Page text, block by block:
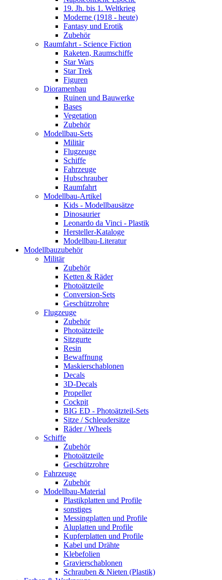
19. Jh. bis 1. Weltkrieg
Moderne (1918 - heute)
Fantasy und Erotik
Zubehör
Raumfahrt - Science Fiction
Raketen, Raumschiffe
Star Wars
Star Trek
Figuren
Dioramenbau
Ruinen und Bauwerke
Bases
Vegetation
Zubehör
Modellbau-Sets
Militär
Flugzeuge
Schiffe
Fahrzeuge
Hubschrauber
Raumfahrt
Modellbau-Artikel
Kids - Modellbausätze
Dinosaurier
Leonardo da Vinci - Plastik
Hersteller-Kataloge
Modellbau-Literatur
Modellbauzubehör
Militär
Zubehör
Ketten & Räder
Photoätzteile
Conversion-Sets
Geschützrohre
Flugzeuge
Zubehör
Photoätzteile
Sitzgurte
Resin
Bewaffnung
Maskierschablonen
Decals
3D-Decals
Propeller
Cockpit
BIG ED - Photoätzteil-Sets
Sitze / Schleudersitze
Räder / Wheels
Schiffe
Zubehör
Photoätzteile
Geschützrohre
Fahrzeuge
Zubehör
Modellbau-Material
Plastikplatten und Profile
sonstiges
Messingplatten und Profile
Aluplatten und Profile
Kupferplatten und Profile
Kabel und Drähte
Klebefolien
Gravierschablonen
Schrauben & Nieten (Plastik)